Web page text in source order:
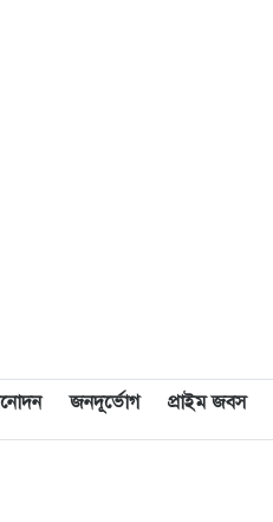
জনদূর্ভোগ প্রাইম জবস